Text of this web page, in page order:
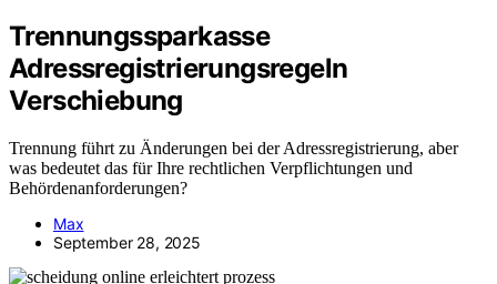
Trennungssparkasse
Adressregistrierungsregeln
Verschiebung
Trennung führt zu Änderungen bei der Adressregistrierung, aber
was bedeutet das für Ihre rechtlichen Verpflichtungen und
Behördenanforderungen?
Max
September 28, 2025